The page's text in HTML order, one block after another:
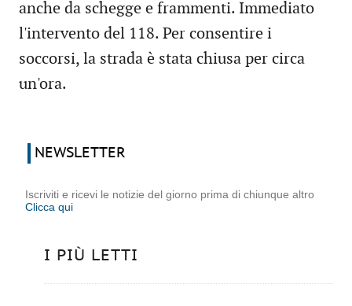
anche da schegge e frammenti. Immediato
l'intervento del 118. Per consentire i
soccorsi, la strada è stata chiusa per circa
un'ora.
NEWSLETTER
Iscriviti e ricevi le notizie del giorno prima di chiunque altro
Clicca qui
I PIÙ LETTI